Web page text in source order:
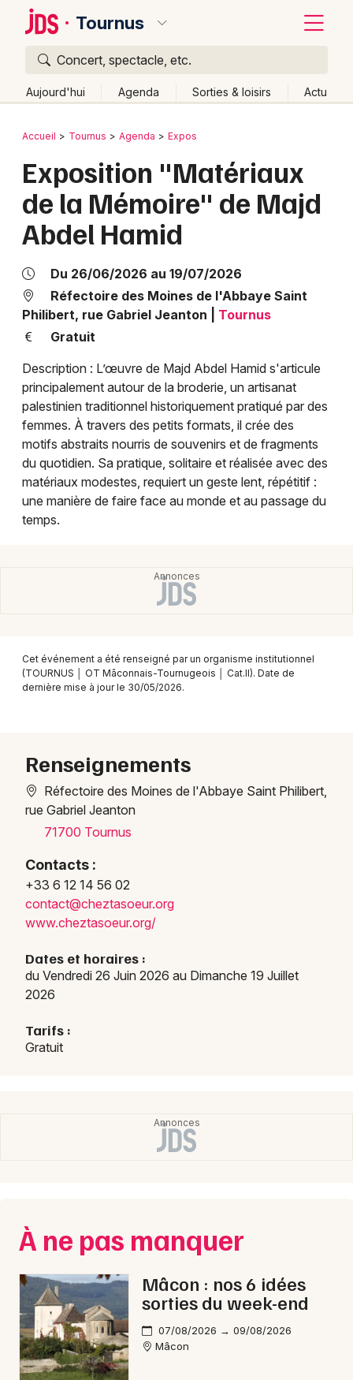
Tournus
Concert, spectacle, etc.
Aujourd'hui Agenda Sorties & loisirs Actu
Publier un événement
Grands événements
Activité & Expérience
Manifestations
Spectacles
Concerts
Sports
Soirées
Expos en Bourgogne
Artistes en tournée
Actus à Tournus
Bordeaux
Colmar
Lille
Marseille
Montpellier
Nantes
Nice
Paris
Strasbourg
Toulouse
Retour
Accueil Tournus Agenda Expos
Exposition "Matériaux
de la Mémoire" de Majd
Abdel Hamid
Du 26/06/2026 au 19/07/2026
Réfectoire des Moines de l'Abbaye Saint
Philibert, rue Gabriel Jeanton
Tournus
Gratuit
Description : L’œuvre de Majd Abdel Hamid s'articule
principalement autour de la broderie, un artisanat
palestinien traditionnel historiquement pratiqué par des
femmes. À travers des petits formats, il crée des
motifs abstraits nourris de souvenirs et de fragments
du quotidien. Sa pratique, solitaire et réalisée avec des
matériaux modestes, requiert un geste lent, répétitif :
une manière de faire face au monde et au passage du
temps.
Cet événement a été renseigné par un organisme institutionnel
(TOURNUS │ OT Mâconnais-Tournugeois │ Cat.II). Date de
dernière mise à jour le 30/05/2026.
Renseignements
Réfectoire des Moines de l'Abbaye Saint Philibert,
rue Gabriel Jeanton
71700 Tournus
Contacts :
+33 6 12 14 56 02
contact@cheztasoeur.org
www.cheztasoeur.org/
Dates et horaires :
du Vendredi 26 Juin 2026 au Dimanche 19 Juillet
2026
Tarifs :
Gratuit
À ne pas manquer
Mâcon : nos 6 idées
sorties du week-end
07/08/2026 → 09/08/2026
Mâcon
Quoi ?
Où ?
Partout
Près de moi Changer de lieu
Quand ?
Effacer les dates
Aujourd'hui
Demain Ce week-end